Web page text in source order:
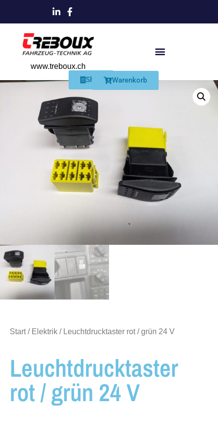
www.treboux.ch
Shop Warenkorb
Start/ Elektrik / Leuchtdrucktaster rot / grün 24 V
Leuchtdrucktaster
rot / grün 24 V